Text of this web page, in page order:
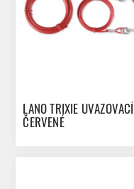
LANO TRIXIE UVAZOVACÍ
ČERVENÉ